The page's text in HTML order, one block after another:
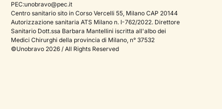
Psicologo italiano all'estero
Approfondimenti sulla salute mentale
Sala stampa
PEC:unobravo@pec.it
Centro sanitario sito in Corso Vercelli 55, Milano CAP 20144
Autorizzazione sanitaria ATS Milano n. I-762/2022. Direttore
Sanitario Dott.ssa Barbara Mantellini iscritta all'albo dei
Medici Chirurghi della provincia di Milano, n° 37532
©Unobravo 2026 / All Rights Reserved